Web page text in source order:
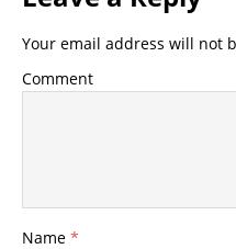
Your email address will not
Comment
Name *